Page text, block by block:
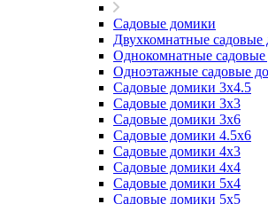
Садовые домики
Двухкомнатные садовые
Однокомнатные
Одноэтажные садовые
Садовые домики 3x4.5
Садовые домики 3х3
Садовые домики 3х6
Садовые домики 4.5x6
Садовые домики 4x3
Садовые домики 4x4
Садовые домики 5х4
Садовые домики 5х5